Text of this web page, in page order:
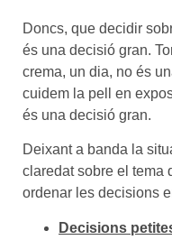
Doncs, que decidir
és una decisió gran.
crema, un dia, no és
cuidem la pell en
és una decisió gran.
Deixant a banda la
claredat sobre el tema
ordenar les decisions
Decisions